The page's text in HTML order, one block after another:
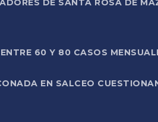
DE SANTA ROSA DE
60 Y 80 CASOS
EN SALCEO